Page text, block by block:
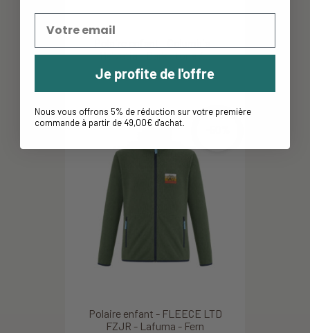
Helvetia - Dark stone /...
39,95 € 27,96 €
Polaire enfant - FLEECE LTD
FZJR - Lafuma - Fern
Je profite de l'offre
Nous vous offrons 5% de réduction sur votre première
commande à partir de 49,00€ d'achat